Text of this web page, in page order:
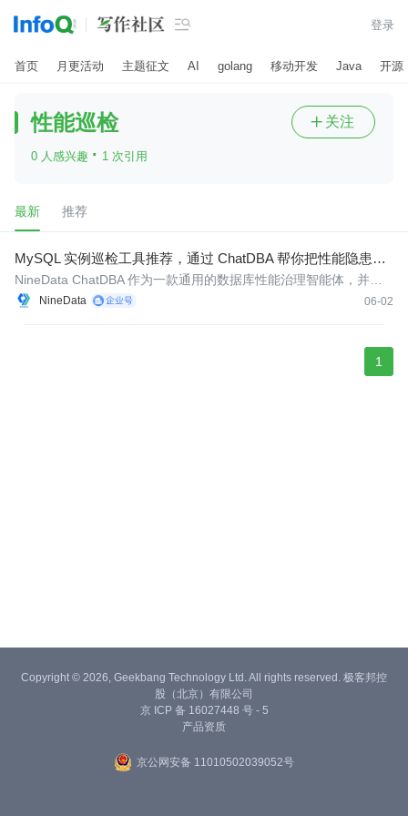
 登录
首页 月更活动 主题征文 AI golang 移动开发 Java 开源
性能巡检
0 人感兴趣 · 1 次引用
 关注
最新 推荐
MySQL 实例巡检工具推荐，通过 ChatDBA 帮你把性能隐患提
前看见
NineData 06-02
NineData ChatDBA 作为一款通用的数据库性能治理智能体，并不
只服务于 MySQL 场景。目前支持数十种主流数据源，包括 Oracl
1
Copyright © 2026, Geekbang Technology Ltd. All rights reserved. 极客邦控
股（北京）有限公司
京 ICP 备 16027448 号 - 5
产品资质
京公网安备 11010502039052号